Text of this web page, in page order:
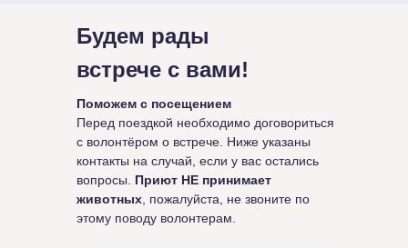
Будем рады
встрече с вами!
Поможем с посещением
Перед поездкой необходимо договориться
с волонтёром о встрече. Ниже указаны
контакты на случай, если у вас остались
вопросы. Приют НЕ принимает
животных , пожалуйста, не звоните по
этому поводу волонтерам.